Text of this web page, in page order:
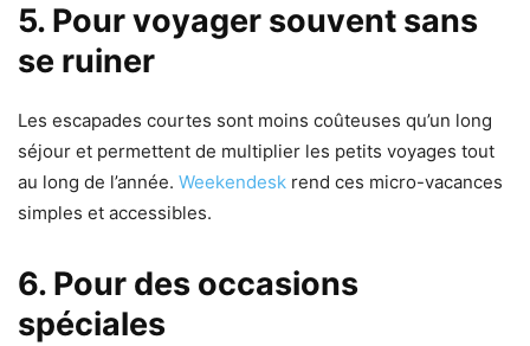
5. Pour voyager souvent sans
se ruiner
Les escapades courtes sont moins coûteuses qu’un long
séjour et permettent de multiplier les petits voyages tout
au long de l’année. Weekendesk rend ces micro-vacances
simples et accessibles.
6. Pour des occasions
spéciales